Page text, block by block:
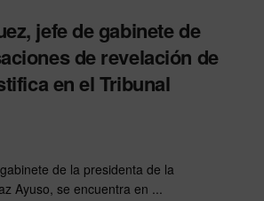
jefe de gabinete de
de revelación de
en el Tribunal
de la presidenta de la
Ayuso, se encuentra en ...